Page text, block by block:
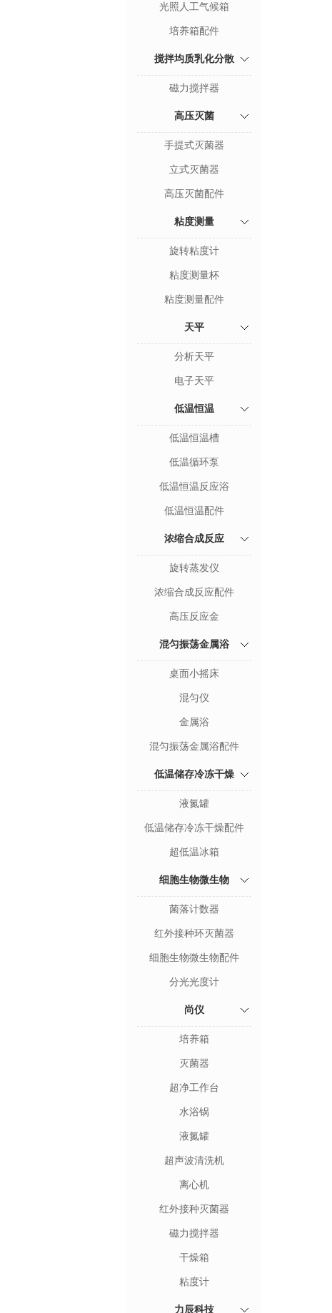
光照人工气候箱
培养箱配件
搅拌均质乳化分散
磁力搅拌器
高压灭菌
手提式灭菌器
立式灭菌器
高压灭菌配件
粘度测量
旋转粘度计
粘度测量杯
粘度测量配件
天平
分析天平
电子天平
低温恒温
低温恒温槽
低温循环泵
低温恒温反应浴
低温恒温配件
浓缩合成反应
旋转蒸发仪
浓缩合成反应配件
高压反应金
混匀振荡金属浴
桌面小摇床
混匀仪
金属浴
混匀振荡金属浴配件
低温储存冷冻干燥
液氮罐
低温储存冷冻干燥配件
超低温冰箱
细胞生物微生物
菌落计数器
红外接种环灭菌器
细胞生物微生物配件
分光光度计
尚仪
培养箱
灭菌器
超净工作台
水浴锅
液氮罐
超声波清洗机
离心机
红外接种灭菌器
磁力搅拌器
干燥箱
粘度计
力辰科技